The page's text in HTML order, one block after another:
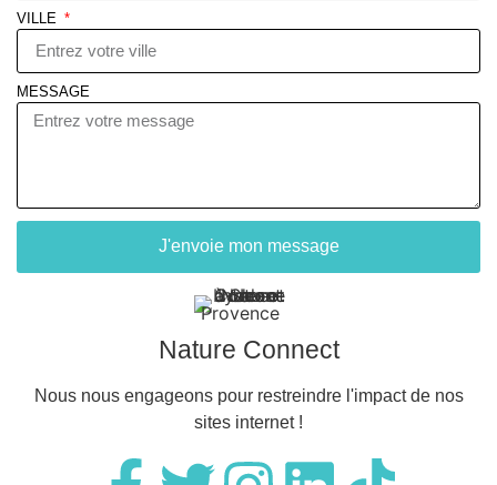
VILLE
MESSAGE
J'envoie mon message
Nature Connect
Nous nous engageons pour restreindre l'impact de nos
sites internet !